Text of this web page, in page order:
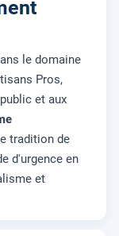
le domaine
Pros,
et aux
tradition de
d'urgence en
et